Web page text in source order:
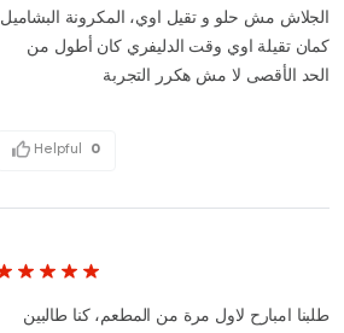
الجلاش مش حلو و تقيل اوي، المكرونة البشاميل
كمان تقيلة اوي وقت الدليفري كان أطول من
الحد الأقصى لا مش هكرر التجربة
Helpful 0
طلبنا امبارح لاول مرة من المطعم، كنا طالبين